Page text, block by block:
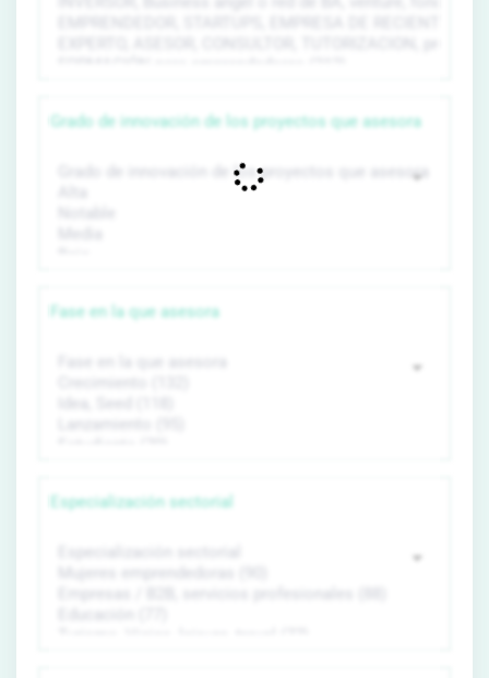
Grado de innovación de los proyectos que asesora
Fase en la que asesora
Especialización sectorial